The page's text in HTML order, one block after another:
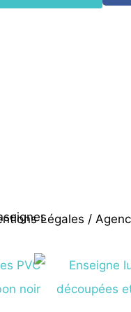
Légales /